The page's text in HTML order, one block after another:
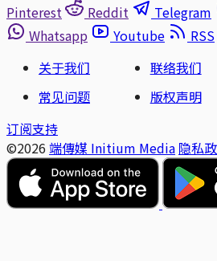
Pinterest
Reddit Telegram
Whatsapp
Youtube
RSS
关于我们
联络我们
常见问题
版权声明
订阅支持
©2026 端傳媒 Initium Media 隐私